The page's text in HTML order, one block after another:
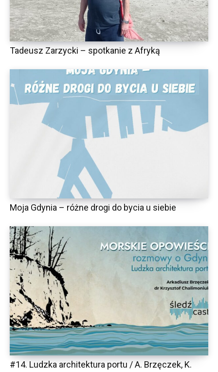
Tadeusz Zarzycki – spotkanie z Afryką
Moja Gdynia – różne drogi do bycia u siebie
#14. Ludzka architektura portu / A. Brzęczek, K.